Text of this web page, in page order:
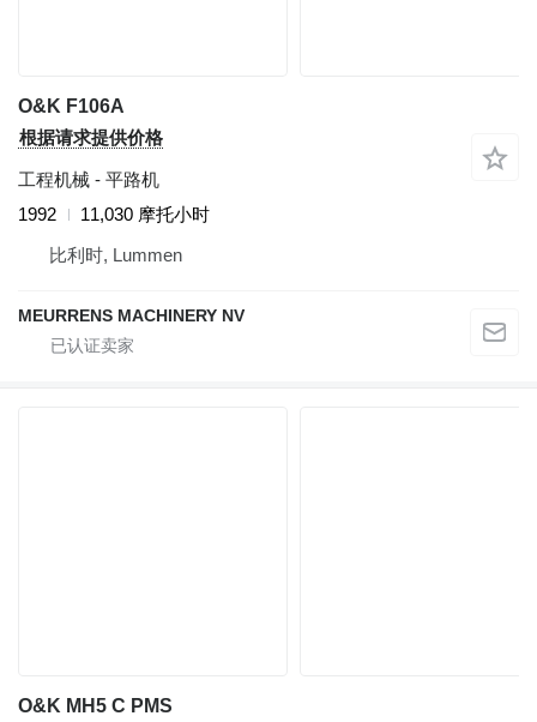
O&K F106A
根据请求提供价格
工程机械 - 平路机
1992
11,030 摩托小时
比利时, Lummen
MEURRENS MACHINERY NV
O&K MH5 C PMS